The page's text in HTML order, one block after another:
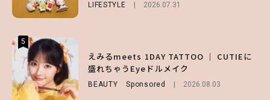
LIFESTYLE 2026.07.31
5
えみるmeets 1DAY TATTOO ｜ CUTIEに
盛れちゃうEyeドルメイク
BEAUTY Sponsored 2026.08.03
ENTERTAINMENT 2026.07.30
5
【森香澄】理想のスタイルはどう作る？体型
キープの秘訣や夏の過ごし方など独占インタ
ビュー！
ENTERTAINMENT 2026.07.31
BEAUTY Sponsored
5
【ハローキティ】がスシローと初コラボ♡
第1弾の気になるメニュー＆限定グッズを総
チェック！
2026.07.31